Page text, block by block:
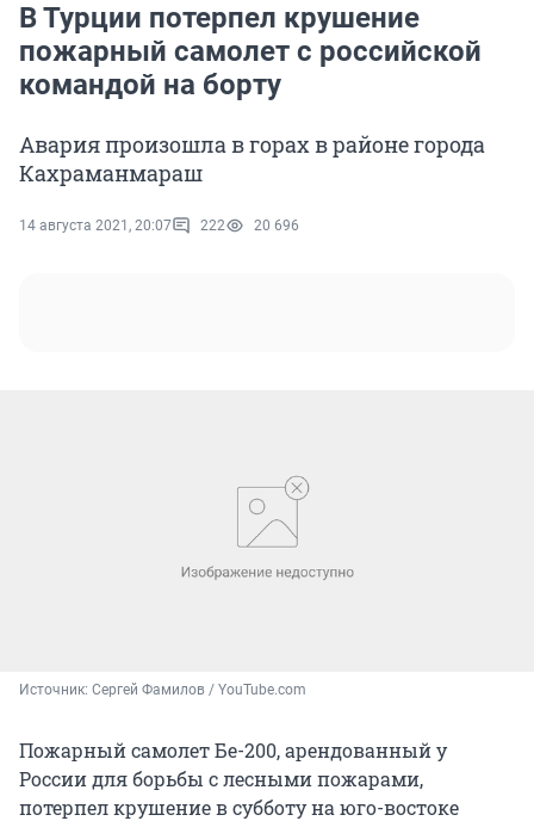
В Турции потерпел крушение
пожарный самолет с российской
командой на борту
Авария произошла в горах в районе города
Кахраманмараш
14 августа 2021, 20:07 222 20 696
Источник: Сергей Фамилов / YouTube.com
Пожарный самолет Бе-200, арендованный у
России для борьбы с лесными пожарами,
потерпел крушение в субботу на юго-востоке